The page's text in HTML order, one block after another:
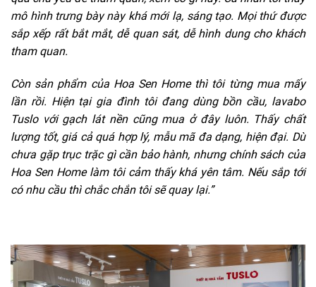
mô hình trưng bày này khá mới lạ, sáng tạo. Mọi thứ được
sắp xếp rất bắt mắt, dễ quan sát, dễ hình dung cho khách
tham quan.
Còn sản phẩm của Hoa Sen Home thì tôi từng mua mấy
lần rồi. Hiện tại gia đình tôi đang dùng bồn cầu, lavabo
Tuslo với gạch lát nền cũng mua ở đây luôn. Thấy chất
lượng tốt, giá cả quá hợp lý, mẫu mã đa dạng, hiện đại. Dù
chưa gặp trục trặc gì cần bảo hành, nhưng chính sách của
Hoa Sen Home làm tôi cảm thấy khá yên tâm. Nếu sắp tới
có nhu cầu thì chắc chắn tôi sẽ quay lại.”